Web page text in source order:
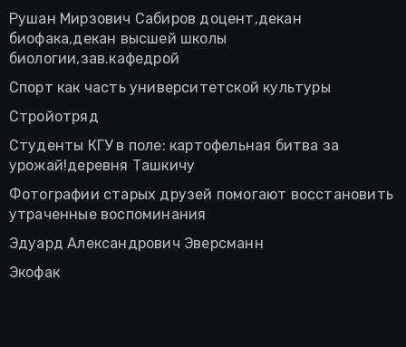
Рушан Мирзович Сабиров доцент,декан
биофака,декан высшей школы
биологии,зав.кафедрой
Спорт как часть университетской культуры
Стройотряд
Студенты КГУ в поле: картофельная битва за
урожай!деревня Ташкичу
Фотографии старых друзей помогают восстановить
утраченные воспоминания
Эдуард Александрович Эверсманн
Экофак